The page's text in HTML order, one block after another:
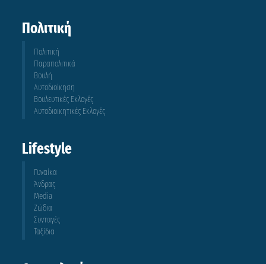
Πολιτική
Πολιτική
Παραπολιτικά
Βουλή
Αυτοδιοίκηση
Βουλευτικές Εκλογές
Αυτοδιοικητικές Εκλογές
Lifestyle
Γυναίκα
Άνδρας
Media
Ζώδια
Συνταγές
Ταξίδια